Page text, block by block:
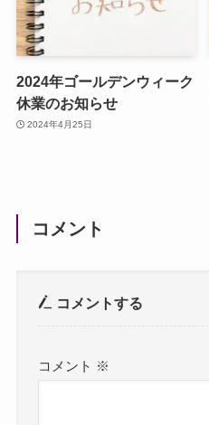
2024年ゴールデンウィーク
休業のお知らせ
2024年4月25日
コメント
コメントする
コメント ※